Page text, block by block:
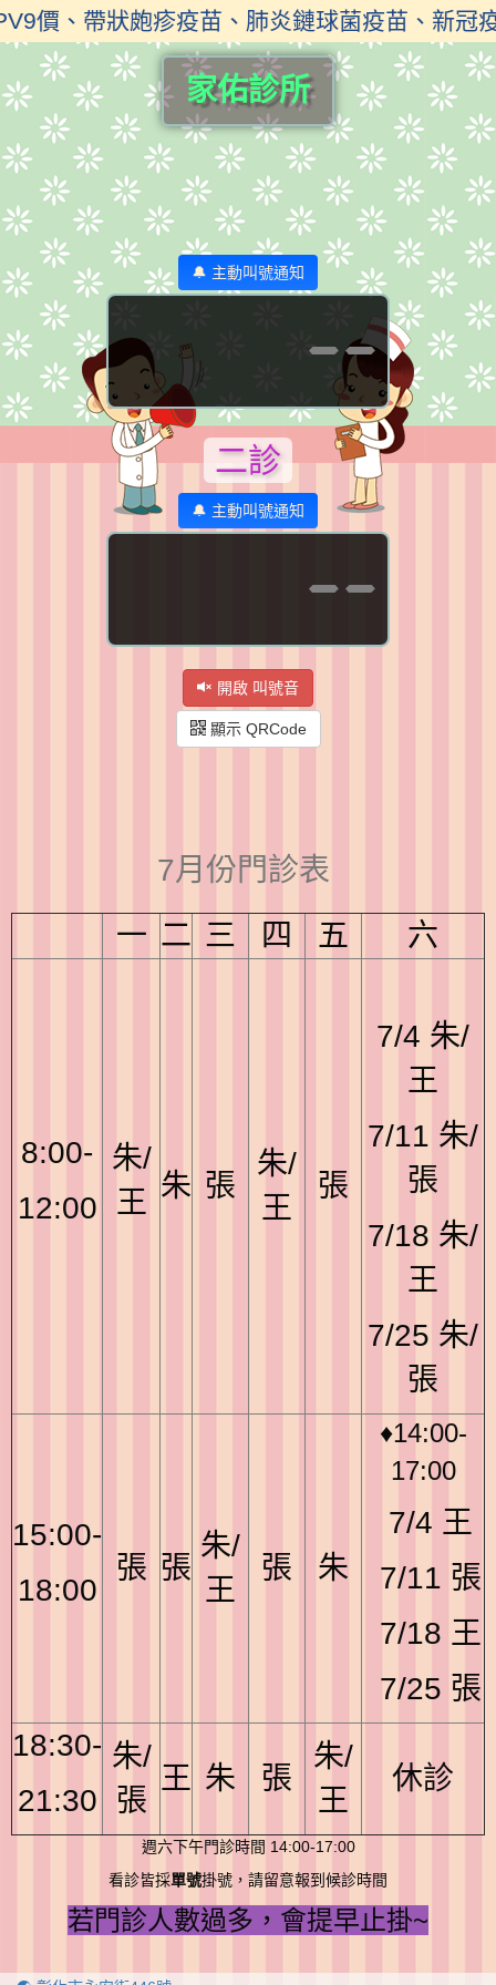
價、帶狀皰疹疫苗、肺炎鏈球菌疫苗、新冠
家佑診所
🔔 主動叫號通知
--
二診
🔔 主動叫號通知
--
開啟 叫號音
顯示 QRCode
7月份門診表
一 二 三 四 五 六
8:00-
12:00
朱/
王 朱 張
朱/
王
張
7/4 朱/
王
7/11 朱/
張
7/18 朱/
王
7/25 朱/
張
15:00-
18:00
張 張
朱/
王
張 朱
♦14:00-
17:00
7/4 王
7/11 張
7/18 王
7/25 張
18:30-
21:30
朱/
張
王 朱 張
朱/
王
休診
週六下午門診時間 14:00-17:00
看診皆採單號掛號，請留意報到候診時間
若門診人數過多，會提早止掛~